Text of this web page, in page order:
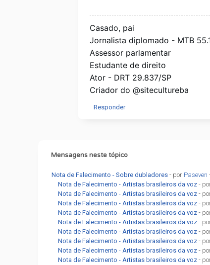
Casado, pai
Jornalista diplomado - MTB
Assessor parlamentar
Estudante de direito
Ator - DRT 29.837/SP
Criador do @sitecultureba
Responder
Mensagens neste tópico
Nota de Falecimento - Sobre dubladores - por Paseven
Nota de Falecimento - Artistas brasileiros da voz -
Nota de Falecimento - Artistas brasileiros da voz -
Nota de Falecimento - Artistas brasileiros da voz -
Nota de Falecimento - Artistas brasileiros da voz -
Nota de Falecimento - Artistas brasileiros da voz -
Nota de Falecimento - Artistas brasileiros da voz -
Nota de Falecimento - Artistas brasileiros da voz -
Nota de Falecimento - Artistas brasileiros da voz -
Nota de Falecimento - Artistas brasileiros da voz -